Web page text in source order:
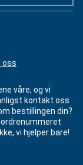
oss
våre, og vi
kontakt oss
bestillingen din?
ordrenummeret
vi hjelper bare!